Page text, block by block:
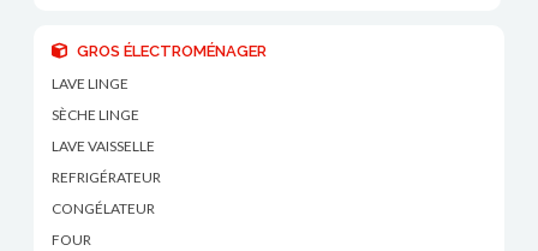
GROS ÉLECTROMÉNAGER
LAVE LINGE
SÈCHE LINGE
LAVE VAISSELLE
REFRIGÉRATEUR
CONGÉLATEUR
FOUR